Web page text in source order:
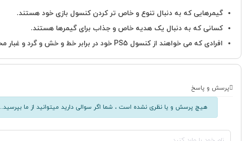
گیمرهایی که به دنبال تنوع و خاص تر کردن کنسول بازی خود هستند.
کسانی که به دنبال یک هدیه خاص و جذاب برای گیمرها هستند.
افرادی که می خواهند از کنسول PS5 خود در برابر خط و خش و گرد و غبار محافظت کنند.
پرسش و پاسخ
هیچ پرسش و یا نظری نشده است ، شما اگر سوالی دارید میتوانید از ما بپرسید..